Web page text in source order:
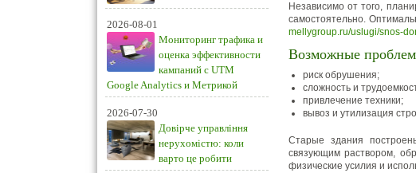
2026-08-01
Мониторинг трафика и
оценка эффективности
кампаний с UTM
Google Analytics и Метрикой
2026-07-30
Довірче управління
нерухомістю: коли
варто це робити
Независимо от того,
самостоятельно.
mellygroup.ru/uslugi/snos-
Возможные
риск обрушения;
сложность и
привлечение техники;
вывоз и утилизация
Старые здания
связующим раствором,
физические усилия и